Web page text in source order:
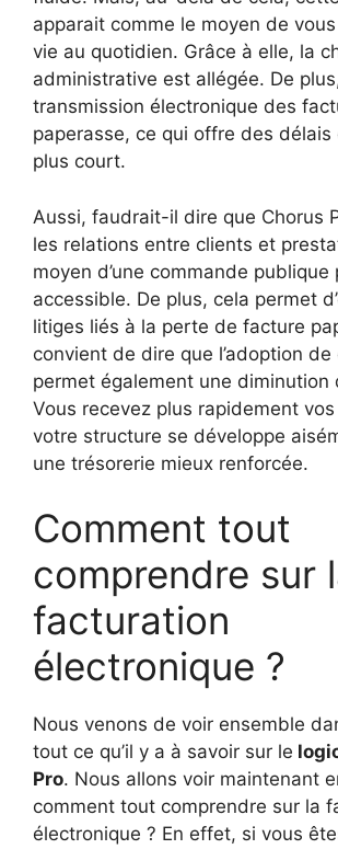
apparait comme le moyen de
vie au quotidien. Grâce à elle, la
administrative est allégée. De
transmission électronique des
paperasse, ce qui offre des
plus court.
Aussi, faudrait-il dire que Chorus
les relations entre clients et
moyen d’une commande publique
accessible. De plus, cela permet
litiges liés à la perte de facture
convient de dire que l’adoption
permet également une diminution
Vous recevez plus rapidement
votre structure se développe
une trésorerie mieux renforcée.
Comment tout
comprendre sur
facturation
électronique ?
Nous venons de voir ensemble
tout ce qu’il y a à savoir sur le
Pro. Nous allons voir maintenant
comment tout comprendre sur la
électronique ? En effet, si vous